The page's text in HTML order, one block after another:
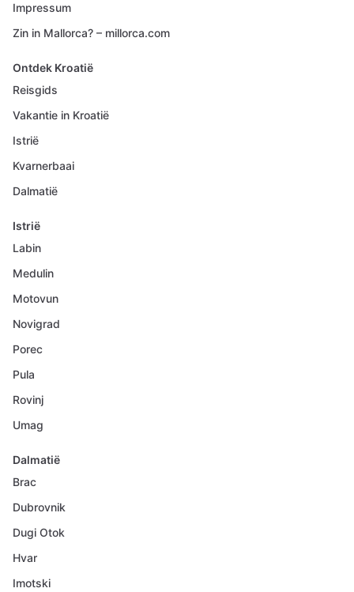
Impressum
Zin in Mallorca? – millorca.com
Ontdek Kroatië
Reisgids
Vakantie in Kroatië
Istrië
Kvarnerbaai
Dalmatië
Istrië
Labin
Medulin
Motovun
Novigrad
Porec
Pula
Rovinj
Umag
Dalmatië
Brac
Dubrovnik
Dugi Otok
Hvar
Imotski